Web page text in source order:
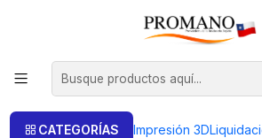
CATEGORÍAS Impresión 3D
Casting Sandcasting
CERA PARA INYECTAR AQUA GREEN GRS
INGLATERRA